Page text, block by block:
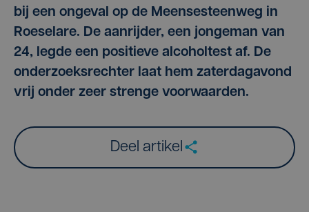
bij een ongeval op de Meensesteenweg in
Roeselare. De aanrijder, een jongeman van
24, legde een positieve alcoholtest af. De
onderzoeksrechter laat hem zaterdagavond
vrij onder zeer strenge voorwaarden.
Deel artikel